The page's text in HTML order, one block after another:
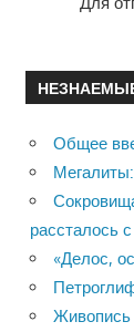
Общее
рассталось
«Делос,
Живопись